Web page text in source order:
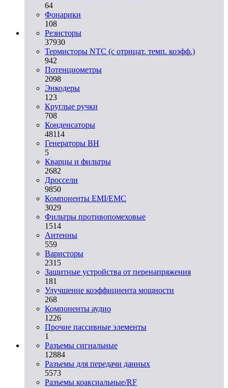
64
Фонарики
108
Резисторы
37930
Термисторы NTC (с отрицат. темп. коэфф.)
942
Потенциометры
2098
Энкодеры
123
Круглые ручки
708
Конденсаторы
48114
Генераторы ВН
5
Кварцы и фильтры
2682
Дроссели
9850
Компоненты EMI/EMC
3029
Фильтры противопомеховые
1514
Антенны
559
Варисторы
2315
Защитные устройства от перенапряжения
181
Улучшение коэффициента мощности
268
Компоненты аудио
1226
Прочие пассивные элементы
1
Разъeмы сигнальные
12884
Разъeмы для передачи данных
5573
Разъeмы коаксиальные/RF